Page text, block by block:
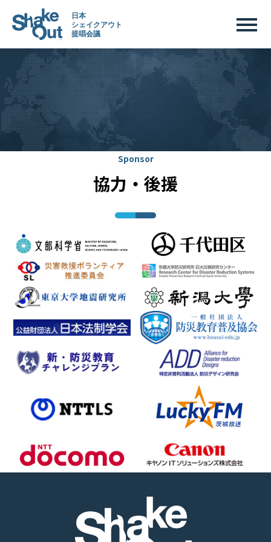
Sponsor
協力・後援